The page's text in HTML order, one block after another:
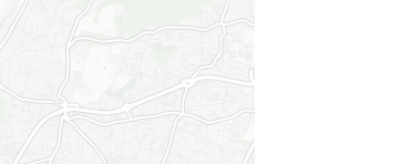
( 1 met kleedkamer op de